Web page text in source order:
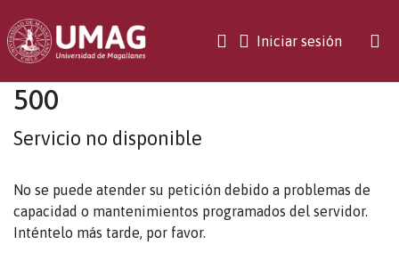
Iniciar sesión(current)
500
Servicio no disponible
No se puede atender su petición debido a problemas de
capacidad o mantenimientos programados del servidor.
Inténtelo más tarde, por favor.